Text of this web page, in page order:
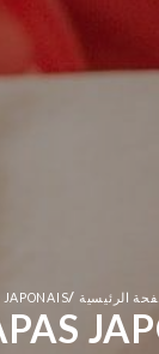
الرئيسية /
JAPONAIS